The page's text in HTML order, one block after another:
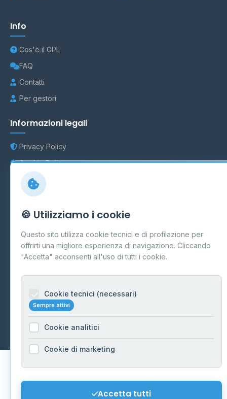
Info
Cos'è il GPL
FAQ
Contatti
Per gestori
Informazioni legali
Privacy Policy
Cookie Policy
Preferenze Cookie
Mappa del sito
Contattaci
info@distributori-gpl.it
© 2026 - Distributori di GPL -AF Project Software Agency
Carpi
Dati forniti daMinistero delle Imprese e del Made in Italy
🍪 Utilizziamo i cookie
Questo sito utilizza cookie tecnici e di profilazione per
offrirti una migliore esperienza di navigazione. Cliccando
"Accetta" acconsenti all'uso di tutti i cookie.
Cookie tecnici (necessari)
Sempre attivi
Cookie analitici
Cookie di marketing
Accetta tutti